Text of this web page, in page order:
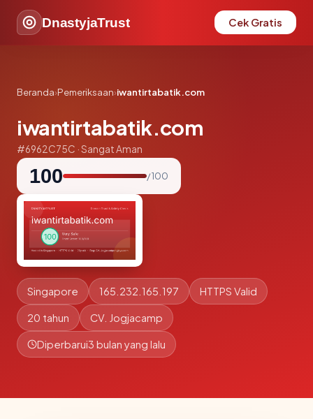
DnastyjaTrust Cek Gratis
Beranda›Pemeriksaan›iwantirtabatik.com
iwantirtabatik.com
#6962C75C · Sangat Aman
100 / 100
Singapore 165.232.165.197 HTTPS Valid
20 tahun CV. Jogjacamp
Diperbarui3 bulan yang lalu